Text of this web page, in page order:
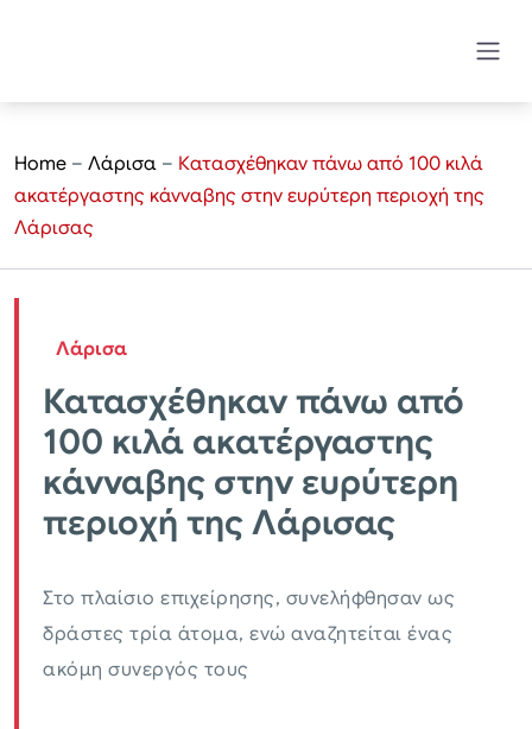
Home – Λάρισα – Κατασχέθηκαν πάνω από 100 κιλά
ακατέργαστης κάνναβης στην ευρύτερη περιοχή της
Λάρισας
Λάρισα
Κατασχέθηκαν πάνω από
100 κιλά ακατέργαστης
κάνναβης στην ευρύτερη
περιοχή της Λάρισας
Στο πλαίσιο επιχείρησης, συνελήφθησαν ως
δράστες τρία άτομα, ενώ αναζητείται ένας
ακόμη συνεργός τους